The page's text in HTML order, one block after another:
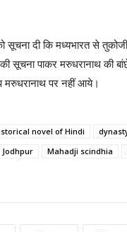
सूचना दी कि मध्यभारत से
सूचना पाकर मरुधरानाथ की
पर नहीं आये।
novel of Hindi
Jodhpur Mahadji scindhia